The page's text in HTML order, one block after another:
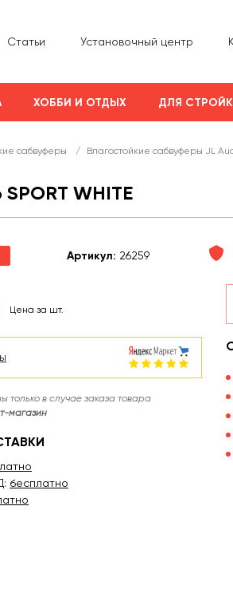
Статьи Установочный центр
ХОББИ И ОТДЫХ ДЛЯ
сабвуферы / Влагостойкие сабвуферы JL
WHITE
Артикул: 26259
Цена за шт.
только в случае заказа товара
магазин
бесплатно